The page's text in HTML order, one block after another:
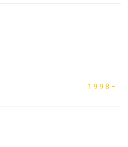
1 9 9 8 –